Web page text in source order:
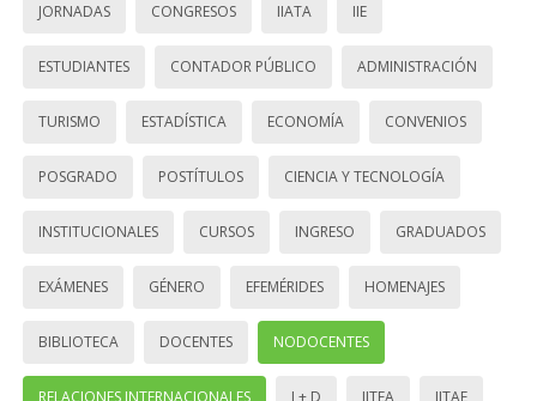
JORNADAS CONGRESOS IIATA IIE
ESTUDIANTES CONTADOR PÚBLICO ADMINISTRACIÓN
TURISMO ESTADÍSTICA ECONOMÍA CONVENIOS
POSGRADO POSTÍTULOS CIENCIA Y TECNOLOGÍA
INSTITUCIONALES CURSOS INGRESO GRADUADOS
EXÁMENES GÉNERO EFEMÉRIDES HOMENAJES
BIBLIOTECA DOCENTES NODOCENTES